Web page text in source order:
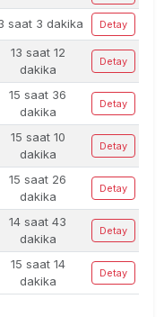
saat 3 dakika Detay
13 saat 12
dakika
Detay
15 saat 36
dakika
Detay
15 saat 10
dakika
Detay
15 saat 26
dakika
Detay
14 saat 43
dakika
Detay
15 saat 14
dakika
Detay